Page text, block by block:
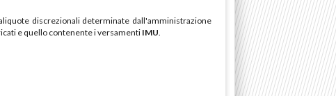
discrezionali determinate dall'amministrazione
e quello contenente i versamenti IMU.